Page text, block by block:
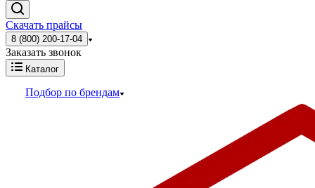
Скачать прайсы
8 (800) 200-17-04
Заказать звонок
Каталог
Подбор по брендам